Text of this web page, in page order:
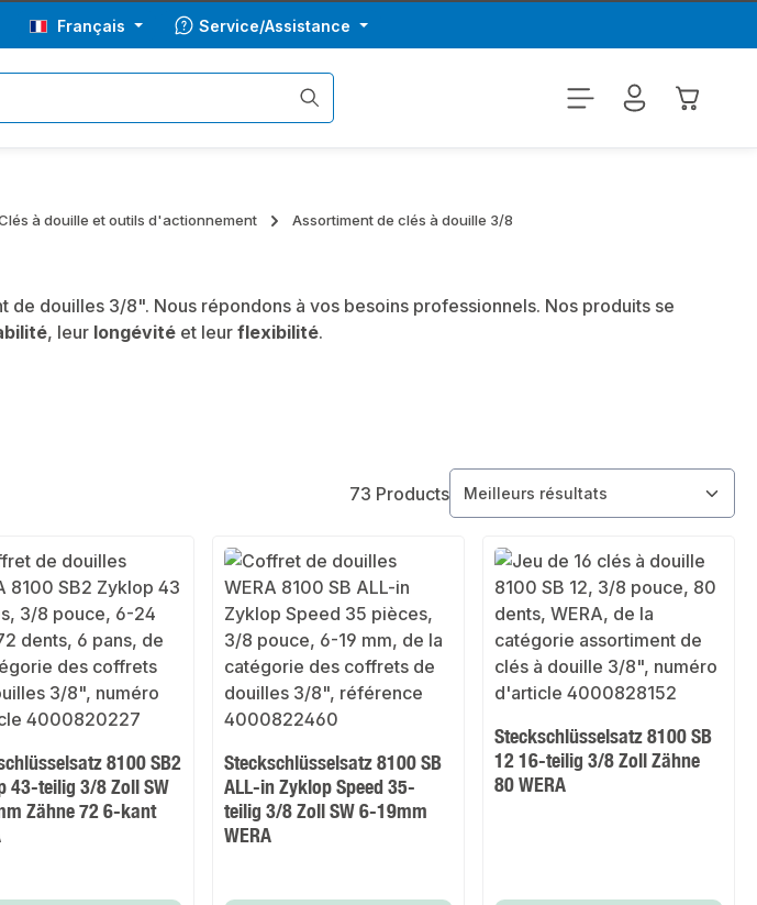
Français Service/Assistance
Le
à douille et outils d'actionnement Assortiment de clés à douille 3/8
douilles 3/8". Nous répondons à vos besoins professionnels. Nos produits se
, leur longévité et leur flexibilité.
73 Products
8100 SB2
43-teilig 3/8 Zoll SW
Zähne 72 6-kant
Steckschlüsselsatz 8100 SB
ALL-in Zyklop Speed 35-
teilig 3/8 Zoll SW 6-19mm
WERA
Steckschlüsselsatz 8100 SB
12 16-teilig 3/8 Zoll Zähne
80 WERA